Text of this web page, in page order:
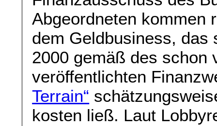
Abgeordneten kommen
dem Geldbusiness, das
2000 gemäß des schon
veröffentlichten
Terrain“
kosten ließ. Laut